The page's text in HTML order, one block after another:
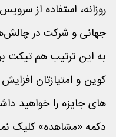
روزانه، استفاده از
جهانی و شرکت در
به این ترتیب هم تیکت
کوین و امتیازتان
های جایزه را خواهید
دکمه «مشاهده» کلیک